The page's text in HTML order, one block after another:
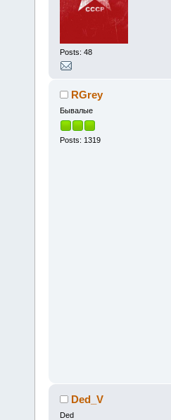
Posts: 48
RGrey
Бывалые
Posts: 1319
Ded_V
Ded